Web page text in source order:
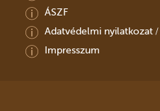
ÁSZF
Adatvédelmi nyilatkozat/
Impresszum